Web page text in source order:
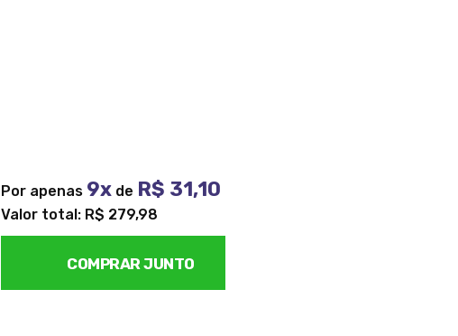
Por apenas 9x de R$ 31,10
Valor total: R$ 279,98
COMPRAR JUNTO